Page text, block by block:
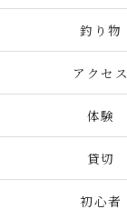
釣り物
アクセス
体験
貸切
初心者